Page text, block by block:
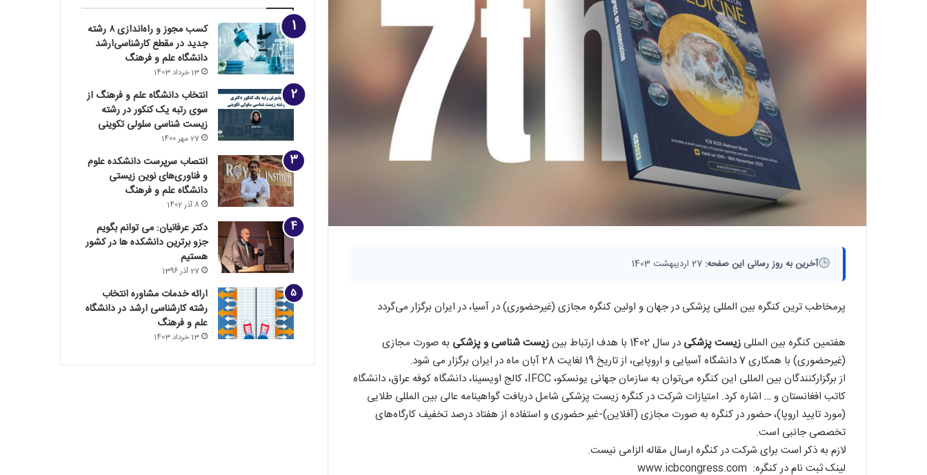
آخرین به روز رسانی این صفحه: 27 اردیبهشت 1403
پرمخاطب ترین کنگره بین المللی پزشکی در جهان و اولین کنگره مجازی (غیرحضوری) در آسیا، در ایران برگزار می‌گردد
هفتمین کنگره بین المللی زیست پزشکی در سال 1402 با هدف ارتباط بین زیست شناسی و پزشکی به صورت مجازی
(غیرحضوری) با همکاری 7 دانشگاه آسیایی و اروپایی، از تاریخ 19 لغایت 28 آبان ماه در ایران برگزار می شود.
از برگزارکنندگان بین المللی این کنگره می‌توان به سازمان جهانی یونسکو، IFCC، کالج اویسینا، دانشگاه کوفه عراق، دانشگاه
کاتب افغانستان و … اشاره کرد. امتیازات شرکت در کنگره زیست پزشکی شامل دریافت گواهینامه عالی بین المللی طلایی
(مورد تایید اروپا)، حضور در کنگره به صورت مجازی (آفلاین)-غیر حضوری و استفاده از هفتاد درصد تخفیف کارگاه‌های
تخصصی جانبی است.
لازم به ذکر است برای شرکت در کنگره ارسال مقاله الزامی نیست.
لینک ثبت نام در کنگره: www.icbcongress.com
کسب مجوز و راه‌اندازی ۸ رشته
جدید در مقطع کارشناسی‌ارشد
دانشگاه علم و فرهنگ
13 خرداد 1403
انتخاب دانشگاه علم و فرهنگ از
سوی رتبه یک کنکور در رشته
زیست شناسی سلولی تکوینی
27 مهر 1400
انتصاب سرپرست دانشکده علوم
و فناوری‌های نوین زیستی
دانشگاه علم و فرهنگ
8 آذر 1402
دکتر عرفانیان: می توانم بگویم
جزو برترین دانشکده ها در کشور
هستیم
27 آذر 1396
ارائه خدمات مشاوره انتخاب
رشته کارشناسی ارشد در دانشگاه
علم و فرهنگ
13 خرداد 1403